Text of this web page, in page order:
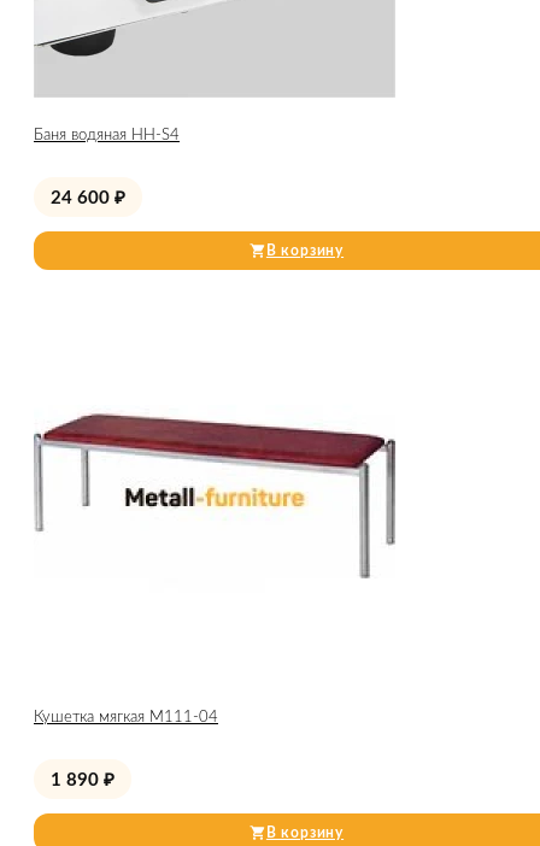
Баня водяная HH-S4
24 600 ₽
В корзину
Кушетка мягкая М111-04
1 890 ₽
В корзину